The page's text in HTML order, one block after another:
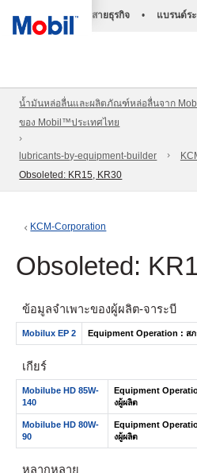
สายธุรกิจ • แบรนด์ร
น้ำมันหล่อลื่นและผลิตภัณฑ์หล่อลื่นจาก
ของ Mobil™ประเทศไทย
lubricants-by-equipment-builder
Obsoleted: KR15, KR30
KCM-Corporation
Obsoleted:
ข้อมูลจำเพาะของผู้ผลิต-จาระบี
Mobilux EP 2 Equipment Operation : สภ
เกียร์
Mobilube HD 85W-
140
Equipment
งผู้ผลิต
Mobilube HD 80W-
90
Equipment
งผู้ผลิต
หลากหลาย